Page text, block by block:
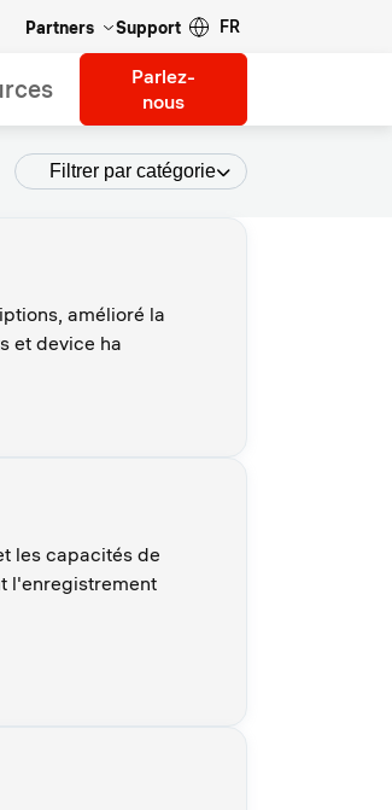
Partners Support FR
Parlez-
nous
Filtrer par catégorie
amélioré la
et device ha
les capacités de
l'enregistrement